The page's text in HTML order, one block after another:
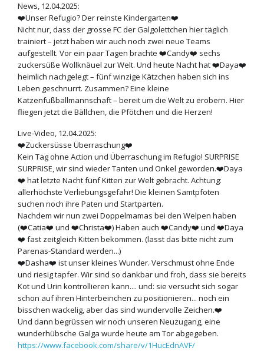
News, 12.04.2025:
❤️Unser Refugio? Der reinste Kindergarten❤️
Nicht nur, dass der grosse FC der Galgolettchen hier täglich
trainiert – jetzt haben wir auch noch zwei neue Teams
aufgestellt. Vor ein paar Tagen brachte ❤️Candy❤️ sechs
zuckersüße Wollknäuel zur Welt. Und heute Nacht hat❤️Daya❤️
heimlich nachgelegt – fünf winzige Kätzchen haben sich ins
Leben geschnurrt. Zusammen? Eine kleine
Katzenfußballmannschaft – bereit um die Welt zu erobern. Hier
fliegen jetzt die Bällchen, die Pfötchen und die Herzen!
Live-Video, 12.04.2025:
❤️Zuckersüsse Überraschung❤️
Kein Tag ohne Action und Überraschung im Refugio! SURPRISE
SURPRISE, wir sind wieder Tanten und Onkel geworden.❤️Daya
❤️ hat letzte Nacht fünf Kitten zur Welt gebracht. Achtung:
allerhöchste Verliebungsgefahr! Die kleinen Samtpfoten
suchen noch ihre Paten und Startparten.
Nachdem wir nun zwei Doppelmamas bei den Welpen haben
(❤️Catia❤️ und ❤️Christa❤️) Haben auch ❤️Candy❤️ und ❤️Daya
❤️ fast zeitgleich Kitten bekommen. (lasst das bitte nicht zum
Parenas-Standard werden...)
❤️Dasha❤️ ist unser kleines Wunder. Verschmust ohne Ende
und riesig tapfer. Wir sind so dankbar und froh, dass sie bereits
Kot und Urin kontrollieren kann.... und: sie versucht sich sogar
schon auf ihren Hinterbeinchen zu positionieren... noch ein
bisschen wackelig, aber das sind wundervolle Zeichen.❤️
Und dann begrüssen wir noch unseren Neuzugang, eine
wunderhübsche Galga wurde heute am Tor abgegeben.
https://www.facebook.com/share/v/1HucEdnAVF/